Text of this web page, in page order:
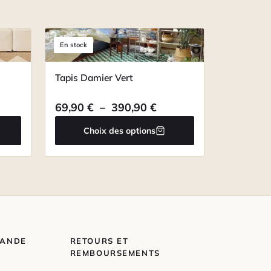
de prix : 79,90 € à 390,90 €
En stock
Tapis Damier Vert
69,90 € – 390,90 €Plage de prix : 69,90
Choix des options
RETOURS ET
REMBOURSEMENTS